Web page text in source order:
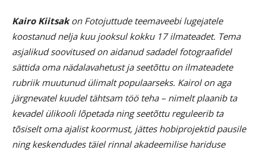
Kairo Kiitsakon Fotojuttude teemaveebi lugejatele
koostanud nelja kuu jooksul kokku 17 ilmateadet. Tema
asjalikud soovitused on aidanud sadadel fotograafidel
sättida oma nädalavahetust ja seetõttu on ilmateadete
rubriik muutunud ülimalt populaarseks. Kairol on aga
järgnevatel kuudel tähtsam töö teha – nimelt plaanib ta
kevadel ülikooli lõpetada ning seetõttu reguleerib ta
tõsiselt oma ajalist koormust, jättes hobiprojektid pausile
ning keskendudes täiel rinnal akadeemilise hariduse